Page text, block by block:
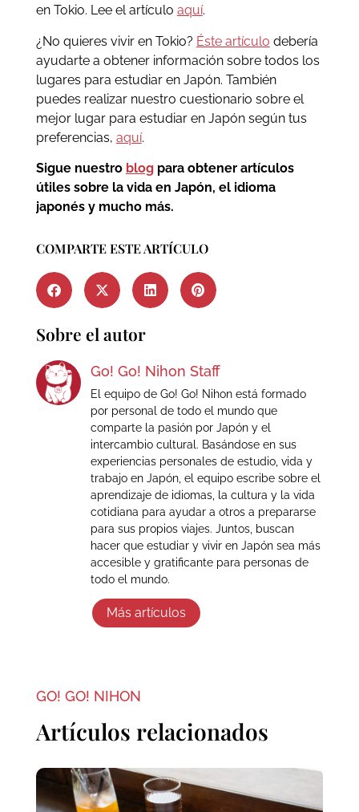
en Tokio. Lee el artículo aquí.
¿No quieres vivir en Tokio? Éste artículo debería
ayudarte a obtener información sobre todos los
lugares para estudiar en Japón. También
puedes realizar nuestro cuestionario sobre el
mejor lugar para estudiar en Japón según tus
preferencias, aquí.
Sigue nuestro blogpara obtener artículos
útiles sobre la vida en Japón, el idioma
japonés y mucho más.
COMPARTE ESTE ARTÍCULO
Sobre el autor
Go! Go! Nihon Staff
El equipo de Go! Go! Nihon está formado
por personal de todo el mundo que
comparte la pasión por Japón y el
intercambio cultural. Basándose en sus
experiencias personales de estudio, vida y
trabajo en Japón, el equipo escribe sobre el
aprendizaje de idiomas, la cultura y la vida
cotidiana para ayudar a otros a prepararse
para sus propios viajes. Juntos, buscan
hacer que estudiar y vivir en Japón sea más
accesible y gratificante para personas de
todo el mundo.
Más artículos
GO! GO! NIHON
Artículos relacionados